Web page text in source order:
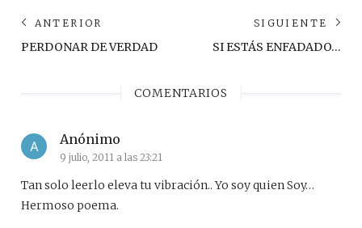
Navegación
de
ANTERIOR
Anterior
PERDONAR DE VERDAD
SIGUIENTE
SI ESTÁS ENFADADO…
COMENTARIOS
Anónimo
9 julio, 2011 a las 23:21
Tan solo leerlo eleva tu vibración.. Yo soy quien Soy…
Hermoso poema.